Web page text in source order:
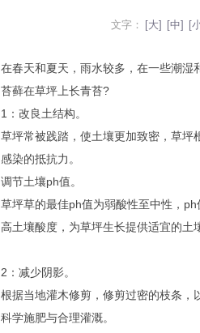
文字： [大] [中] [
在春天和夏天，雨水较多，在一些潮
苔藓在草坪上长青苔?
1：改良土结构。
草坪常被践踏，使土壤更加致密，草
感染的抵抗力。
调节土壤ph值。
草坪草的最佳ph值为弱酸性至中性，
高土壤酸度，为草坪生长提供适宜的土
2：减少阴影。
根据当地灌木修剪，修剪过密的枝条，
科学施肥与合理灌溉。